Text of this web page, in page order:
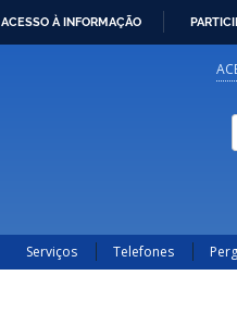
ACESSO À INFORMAÇÃO
Serviços Telefones